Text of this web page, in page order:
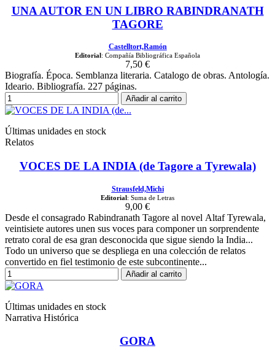
UNA AUTOR EN UN LIBRO RABINDRANATH
TAGORE
Castelltort,Ramón
Editorial : Compañía Bibliográfica Española
7,50 €
Biografía. Época. Semblanza literaria. Catalogo de obras. Antología.
Ideario. Bibliografía. 227 páginas.
Añadir al carrito
Últimas unidades en stock
Relatos
VOCES DE LA INDIA (de Tagore a Tyrewala)
Strausfeld,Michi
Editorial: Suma de Letras
9,00 €
Desde el consagrado Rabindranath Tagore al novel Altaf Tyrewala,
veintisiete autores unen sus voces para componer un sorprendente
retrato coral de esa gran desconocida que sigue siendo la India...
Todo un universo que se despliega en una colección de relatos
convertido en fiel testimonio de este subcontinente...
Añadir al carrito
Últimas unidades en stock
Narrativa Histórica
GORA